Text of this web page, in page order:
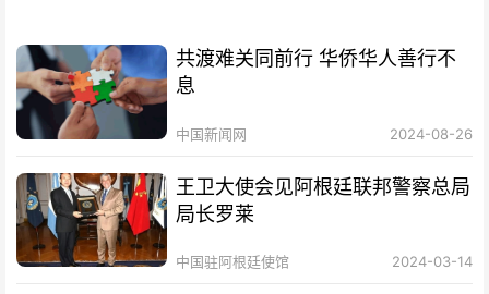
共渡难关同前行 华侨华人善行不
息
中国新闻网 2024-08-26
王卫大使会见阿根廷联邦警察总局
局长罗莱
中国驻阿根廷使馆 2024-03-14